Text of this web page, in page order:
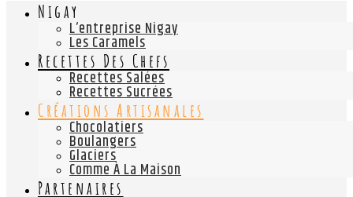
Nigay
L’entreprise Nigay
Les Caramels
Recettes Des Chefs
Recettes Salées
Recettes Sucrées
Créations Artisanales
Chocolatiers
Boulangers
Glaciers
Comme À La Maison
Partenaires